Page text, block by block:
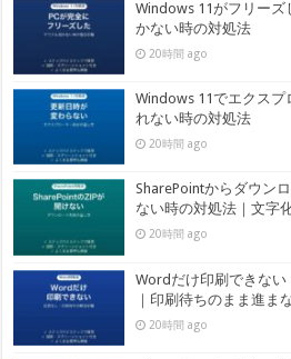
Windows 11がフリー
かない時の対処法
20時間 ago
Windows 11でエクスプ
れない時の対処法
20時間 ago
SharePointからダウン
ない時の対処法｜文字
20時間 ago
Wordだけ印刷できな
｜印刷待ちのまま進ま
20時間 ago